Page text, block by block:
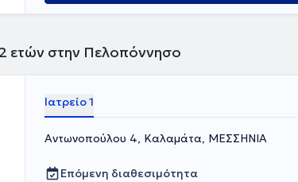
ετών στην Πελοπόννησο
Ιατρείο 1
Αντωνοπούλου 4, Καλαμάτα, ΜΕΣΣΗΝΙΑ
Επόμενη διαθεσιμότητα